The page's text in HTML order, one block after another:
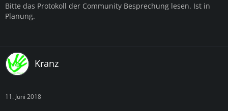
Bitte das Protokoll der Community Besprechung lesen. Ist in
Planung.
Kranz
11. Juni 2018